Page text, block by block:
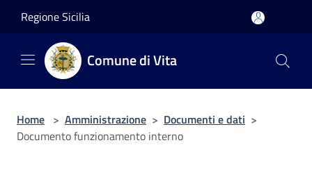
Regione Sicilia
Comune di Vita
Home > Amministrazione > Documenti e dati >
Documento funzionamento interno